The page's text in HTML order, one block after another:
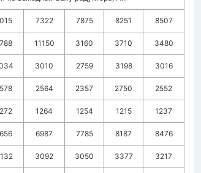
7322 7875 8251 8507
11150 3160 3710 3480
3010 2759 3198 3016
2564 2357 2750 2552
1264 1254 1215 1237
6987 7785 8187 8476
3092 3050 3377 3217